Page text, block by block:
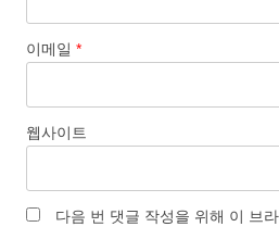
이메일 *
웹사이트
다음 번 댓글 작성을 위해 이 브